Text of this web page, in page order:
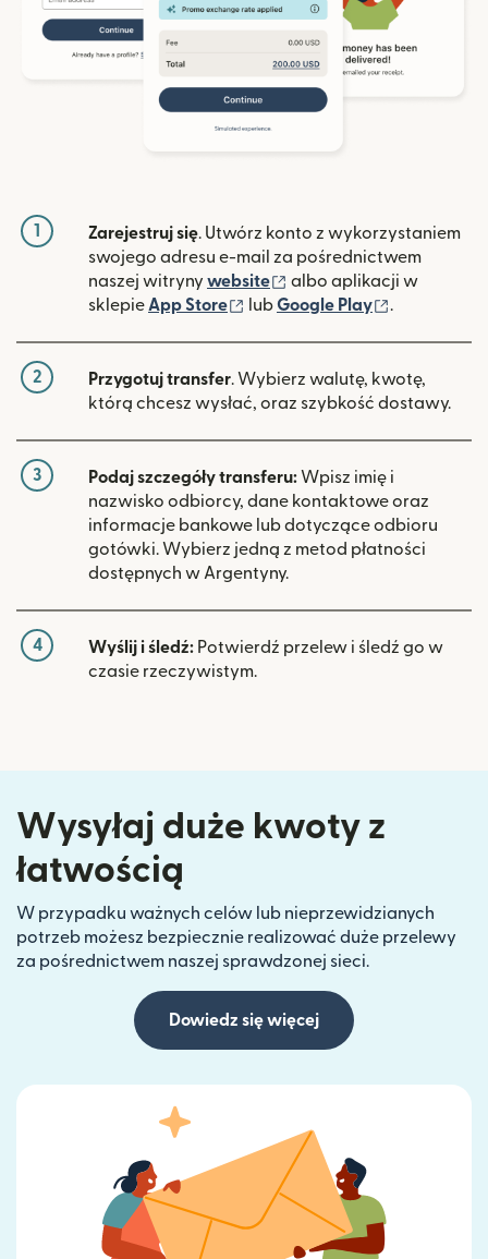
1 Zarejestruj się. Utwórz konto z wykorzystaniem
swojego adresu e-mail za pośrednictwem
naszej witryny website (otwiera się w nowym
albo aplikacji w
sklepie App Store (otwiera się w nowym oknie)
lubGoogle Play .
2 Przygotuj transfer. Wybierz walutę, kwotę,
którą chcesz wysłać, oraz szybkość dostawy.
3 Podaj szczegóły transferu: Wpisz imię i
nazwisko odbiorcy, dane kontaktowe oraz
informacje bankowe lub dotyczące odbioru
gotówki. Wybierz jedną z metod płatności
dostępnych w Argentyny.
4 Wyślij i śledź: Potwierdź przelew i śledź go w
czasie rzeczywistym.
Wysyłaj duże kwoty z
łatwością
W przypadku ważnych celów lub nieprzewidzianych
potrzeb możesz bezpiecznie realizować duże przelewy
za pośrednictwem naszej sprawdzonej sieci.
Dowiedz się więcej